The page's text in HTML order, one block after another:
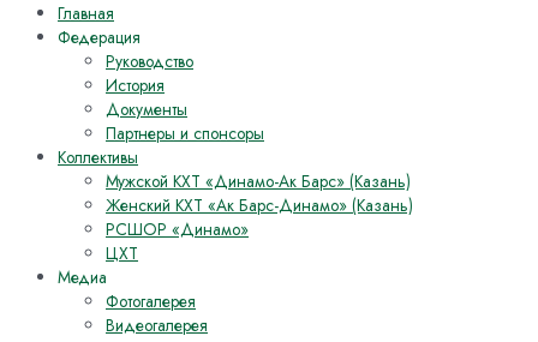
Главная
Федерация
Руководство
История
Документы
Партнеры и спонсоры
Коллективы
Мужской КХТ «Динамо-Ак Барс» (Казань)
Женский КХТ «Ак Барс-Динамо» (Казань)
РСШОР «Динамо»
ЦХТ
Медиа
Фотогалерея
Видеогалерея